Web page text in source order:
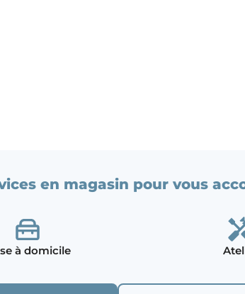
en magasin pour vous
à domicile